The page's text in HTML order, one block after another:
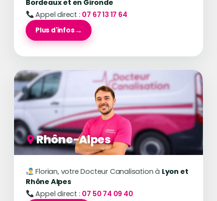
Bordeaux et en Gironde
Appel direct : 07 67 13 17 64
Plus d'infos
Rhône-Alpes
Florian, votre Docteur Canalisation à Lyon et
Rhône Alpes
Appel direct : 07 50 74 09 40